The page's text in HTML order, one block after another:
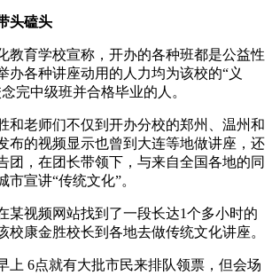
头磕头
育学校宣称，开办的各种班都是公益性
办各种讲座动用的人力均为该校的“义
完中级班并合格毕业的人。
老师们不仅到开办分校的郑州、温州和
布的视频显示也曾到大连等地做讲座，还
团，在团长带领下，与来自全国各地的同
宣讲“传统文化”。
视频网站找到了一段长达1个多小时的
校康金胜校长到各地去做传统文化讲座。
6点就有大批市民来排队领票，但会场